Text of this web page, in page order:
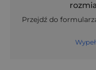
Przejdź do